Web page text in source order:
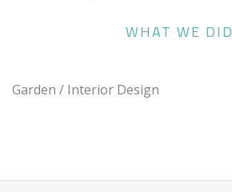
WHAT WE DID
Garden / Interior Design